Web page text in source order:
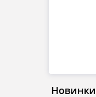
Новинки